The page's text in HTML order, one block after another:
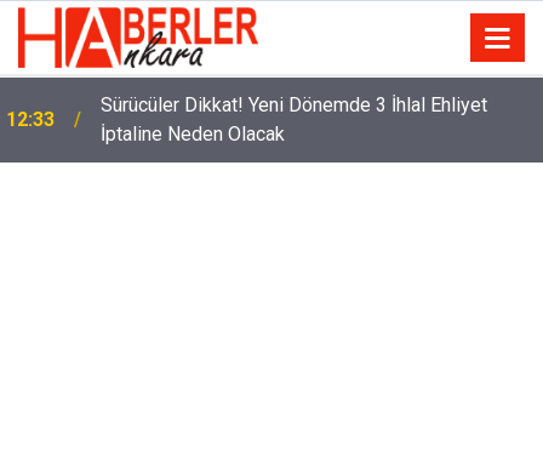
12:33
Sürücüler Dikkat! Yeni Dönemde 3 İhlal Ehliyet
İptaline Neden Olacak